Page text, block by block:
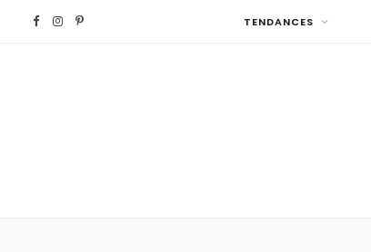
F I P TENDANCES